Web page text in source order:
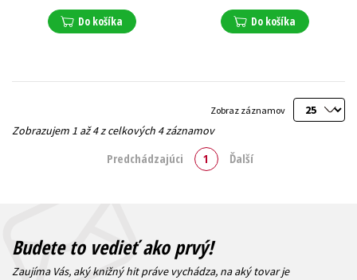
Do košíka Do košíka
Zobraz záznamov
Zobrazujem 1 až 4 z celkových 4 záznamov
Predchádzajúci 1 Ďalší
Budete to vedieť ako prvý!
Zaujíma Vás, aký knižný hit práve vychádza, na aký tovar je